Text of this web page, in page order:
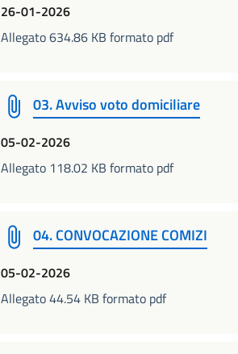
26-01-2026
Allegato 634.86 KB formato pdf
03. Avviso voto domiciliare
05-02-2026
Allegato 118.02 KB formato pdf
04. CONVOCAZIONE COMIZI
05-02-2026
Allegato 44.54 KB formato pdf